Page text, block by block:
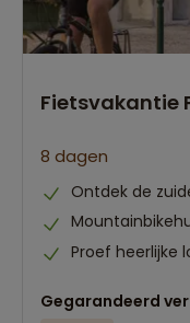
Fietsvakantie
8 dagen
Ontdek de
Proef heerlijke
Gegarandeerd